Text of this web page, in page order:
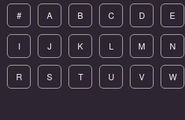
# A B C D E
I J K L M N
R S T U V W